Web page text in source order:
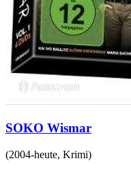
SOKO Wismar
(2004-heute, Krimi)